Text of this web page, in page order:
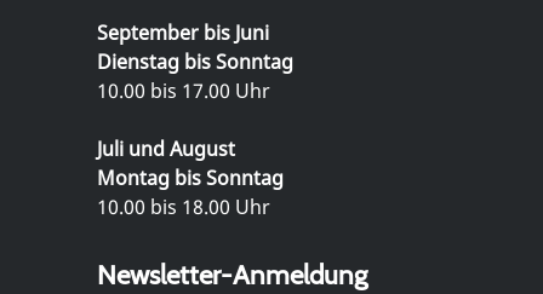
September bis Juni
Dienstag bis Sonntag
10.00 bis 17.00 Uhr
Juli und August
Montag bis Sonntag
10.00 bis 18.00 Uhr
Newsletter-Anmeldung